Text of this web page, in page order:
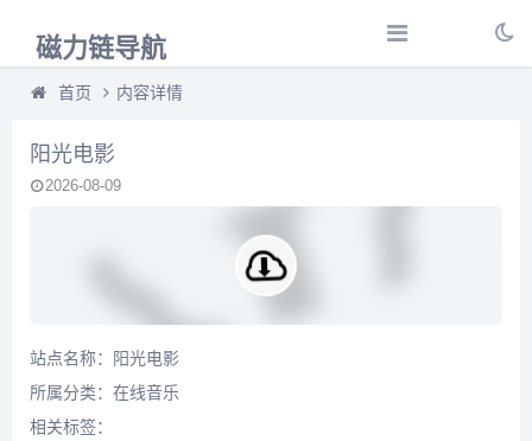
磁力链导航
首页 内容详情
阳光电影
2026-08-09
站点名称：阳光电影
所属分类： 在线音乐
相关标签：